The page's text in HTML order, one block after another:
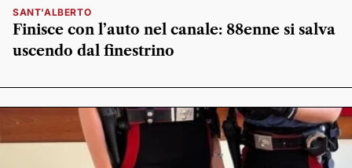
SANT'ALBERTO
Finisce con l’auto nel canale: 88enne si salva
uscendo dal finestrino